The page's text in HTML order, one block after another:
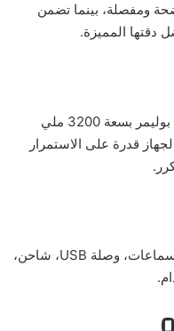
ومفصلة، بينما تضمن
دقتها المميزة.
تأتي بطارية Oppo R11s من نوع ليثيوم بوليمر بسعة 3200 ملي
قدرة على الاستمرار
تحتوي علبة الهاتف على الجهاز نفسه، سماعات، وصلة USB، شاحن،